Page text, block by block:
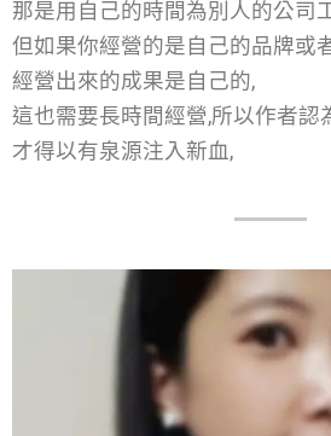
那是用自己的時間為別人的公司
但如果你經營的是自己的品牌或
經營出來的成果是自己的,
這也需要長時間經營,所以作者認
才得以有泉源注入新血,